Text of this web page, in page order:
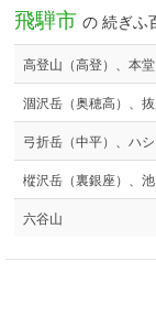
飛騨市 の 続ぎふ
高登山（高登）、本
涸沢岳（奥穂高）、
弓折岳（中平）、ハ
樅沢岳（裏銀座）、
六谷山